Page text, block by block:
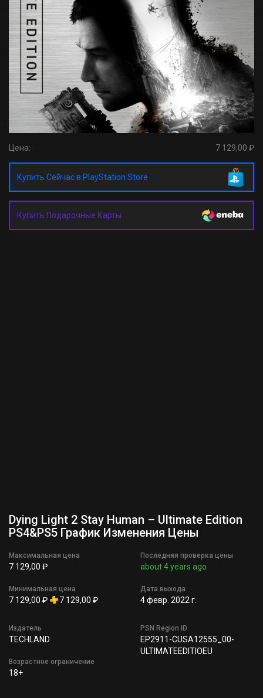
Цена: 7 129,00 ₽
Купить Сейчас в PlayStation Store
Купить Подарочные Карты
Dying Light 2 Stay Human – Ultimate Edition
PS4&PS5 График Изменения Цены
Максимальная цена
7 129,00 ₽
Минимальная цена
7 129,00 ₽ 7 129,00 ₽
Последняя проверка цены
about 4 years ago
Дата выхода
4 февр. 2022 г.
Издатель
TECHLAND
Возрастное ограничение
18+
PSN Region ID
EP2911-CUSA12555_00-
ULTIMATEEDITIOEU